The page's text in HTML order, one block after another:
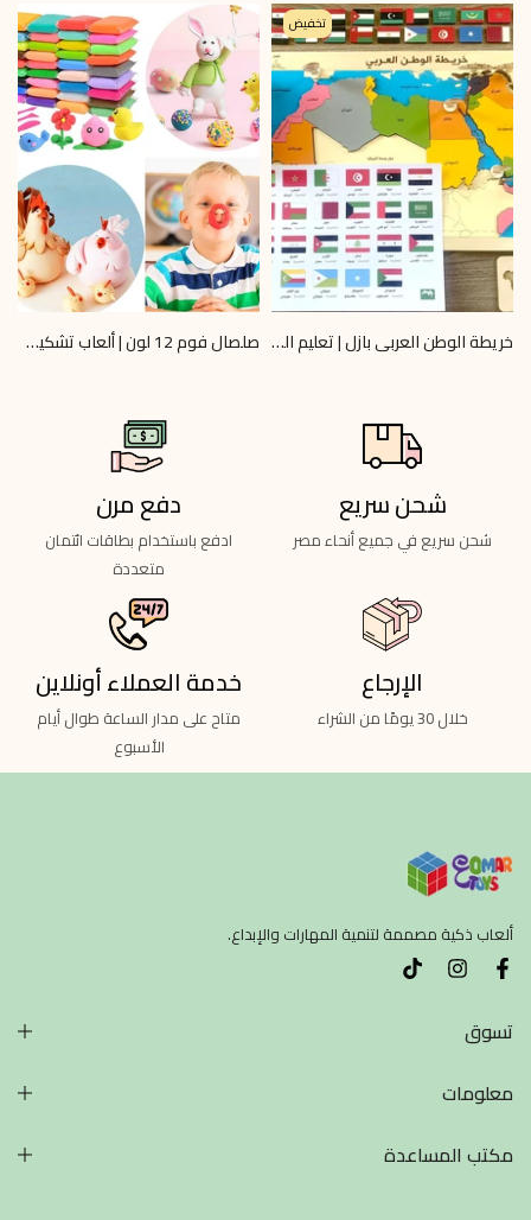
تخفيض
خريطة الوطن العربي بازل | تعليم الجغرافيا 6+ | Omar Toys
صلصال فوم 12 لون | ألعاب تشكيل آمنة | Omar Toys
شحن سريع
شحن سريع في جميع أنحاء مصر
دفع مرن
ادفع باستخدام بطاقات ائتمان
متعددة
الإرجاع
خلال 30 يومًا من الشراء
خدمة العملاء أونلاين
متاح على مدار الساعة طوال أيام
الأسبوع
ألعاب ذكية مصممة لتنمية المهارات والإبداع.
تسوق
معلومات
مكتب المساعدة